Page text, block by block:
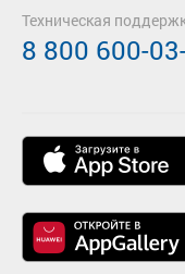
Техническая
8 800 600-